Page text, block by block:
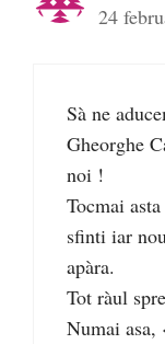
24
Sà ne
Gheorghe
noi !
Tocmai
sfinti iar
apàra.
Tot ràul
Numai